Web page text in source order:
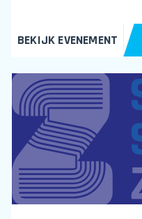
BEKIJK EVENEMENT